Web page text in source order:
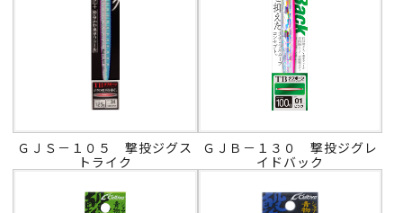
ＧＪＳ－１０５ 撃投ジグス
トライク
ＧＪＢ－１３０ 撃投ジグレ
イドバック